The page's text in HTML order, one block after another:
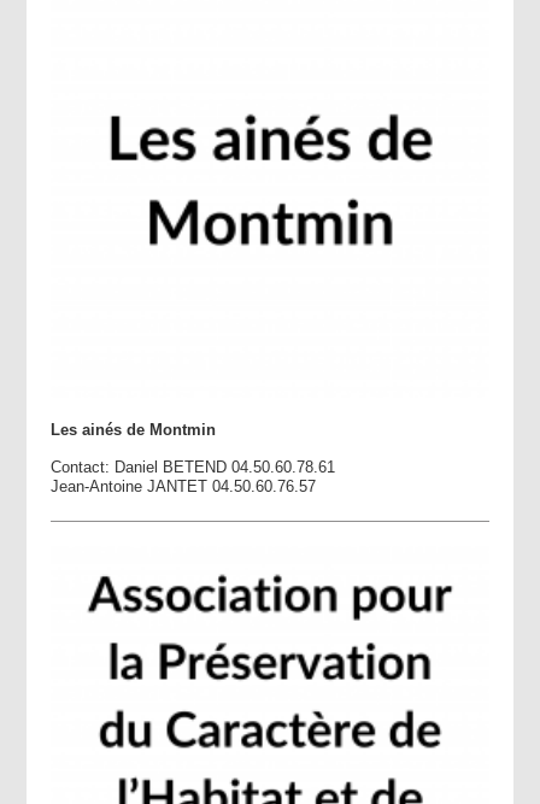
Les ainés de Montmin
Contact: Daniel BETEND 04.50.60.78.61
Jean-Antoine JANTET 04.50.60.76.57